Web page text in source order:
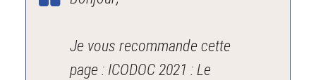
Je vous recommande cette
page : ICODOC 2021 : Le